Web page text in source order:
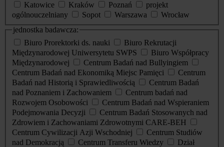
Katowice
Kraków Poznań
projekt
ogólnouczelniany
Sopot Warszawa
Wrocław
jednostka badawcza:
Biuro Prorektorki ds. nauki
Biuro Rekrutacji
Międzynarodowej Uniwersytetu SWPS
Biuro Współpracy
Międzynarodowej
Centrum Badań nad Bullyingiem
Centrum Badań nad Ekonomiką Miejsc Pamięci
Centrum
Badań nad Historią i Sprawiedliwością
Centrum Badań
nad Poznaniem i Zachowaniem
Centrum badań nad
Rozwojem Osobowości
Centrum Badań nad Wspieraniem
Podejmowania Decyzji
Centrum Badań Stosowanych nad
Zdrowiem i Zachowaniami Zdrowotnymi CARE-BEH
Centrum Cywilizacji Azji Wschodniej
Centrum Studiów
nad Demokracją
Centrum Transferu Wiedzy
Dział